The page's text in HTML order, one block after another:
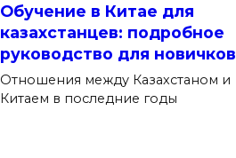
Обучение в Китае для
казахстанцев: подробное
руководство для новичков
Отношения между Казахстаном и
Китаем в последние годы